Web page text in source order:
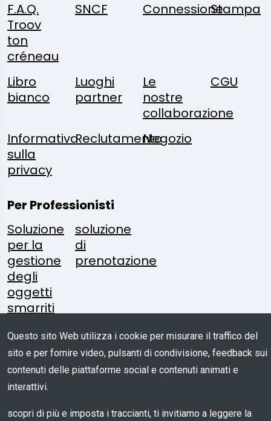
F.A.Q.
Troov
ton
créneau
SNCF ConnessioneStampa
Libro
bianco
Luoghi
partner
Le
nostre
collaborazione
CGU
Informativa
sulla
privacy
ReclutamentoNegozio
Per Professionisti
Soluzione
per la
gestione
degli
oggetti
smarriti
soluzione
di
prenotazione
Seguiteci: Qualche
Domanda?
Media
Kit
App Per
Mobili
Questo sito Web utilizza i cookie per misurare il traffico del
sito e per fornire video, pulsanti di condivisione, feedback sui
contenuti delle piattaforme social e contenuti animati e
interattivi.
scopri di più e imposta i traccianti, ti invitiamo a leggere la